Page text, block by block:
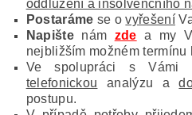
oddlužení a insolvenčního
Postaráme se ovyřešení
Napištenám zde a my
nejbližším možném termínu
Ve spolupráci s Vámi
telefonickou analýzu a
postupu.